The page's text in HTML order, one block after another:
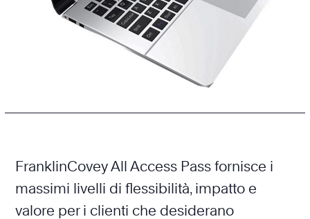
FranklinCovey All Access Pass fornisce i
massimi livelli di flessibilità, impatto e
valore per i clienti che desiderano